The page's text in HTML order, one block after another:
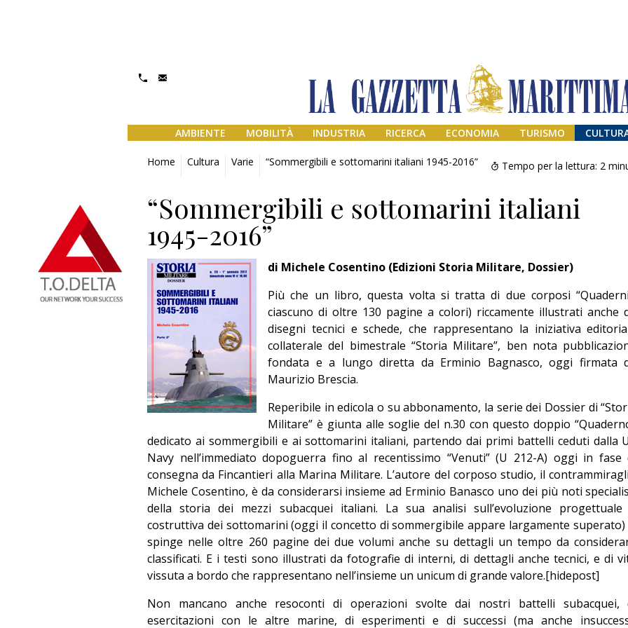
AMBIENTE MOBILITÀ INDUSTRIA RICERCA ECONOMIA TURISMO
Home Cultura Varie “Sommergibili e sottomarini italiani 1945-2016” Tempo per la lettura: 2
“Sommergibili e sottomarini italiani
1945-2016”
di Michele Cosentino (Edizioni Storia Militare, Dossier)
Più che un libro, questa volta si tratta di due corposi
ciascuno di oltre 130 pagine a colori) riccamente illustrati anche
disegni tecnici e schede, che rappresentano la iniziativa
collaterale del bimestrale “Storia Militare”, ben nota
fondata e a lungo diretta da Erminio Bagnasco, oggi firmata
Maurizio Brescia.
Reperibile in edicola o su abbonamento, la serie dei Dossier di
Militare” è giunta alle soglie del n.30 con questo doppio
dedicato ai sommergibili e ai sottomarini italiani, partendo dai primi battelli ceduti dalla
Navy nell’immediato dopoguerra fino al recentissimo “Venuti” (U 212-A) oggi in fase
consegna da Fincantieri alla Marina Militare. L’autore del corposo studio, il
Michele Cosentino, è da considerarsi insieme ad Erminio Banasco uno dei più noti
della storia dei mezzi subacquei italiani. La sua analisi sull’evoluzione progettuale
costruttiva dei sottomarini (oggi il concetto di sommergibile appare largamente superato)
spinge nelle oltre 260 pagine dei due volumi anche su dettagli un tempo da
classificati. E i testi sono illustrati da fotografie di interni, di dettagli anche tecnici, e di
vissuta a bordo che rappresentano nell’insieme un unicum di grande valore.[hidepost]
Non mancano anche resoconti di operazioni svolte dai nostri battelli subacquei,
esercitazioni con le altre marine, di esperimenti e di successi (ma anche
Addio amico
Giorgio
Editoriale